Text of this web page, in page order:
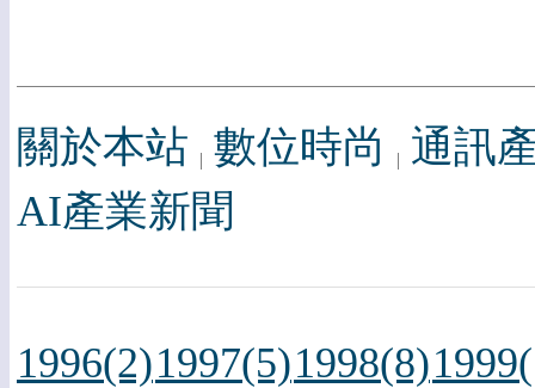
關於本站 數位時尚
通訊
AI產業新聞
1996(2)1997(5)1998(8)